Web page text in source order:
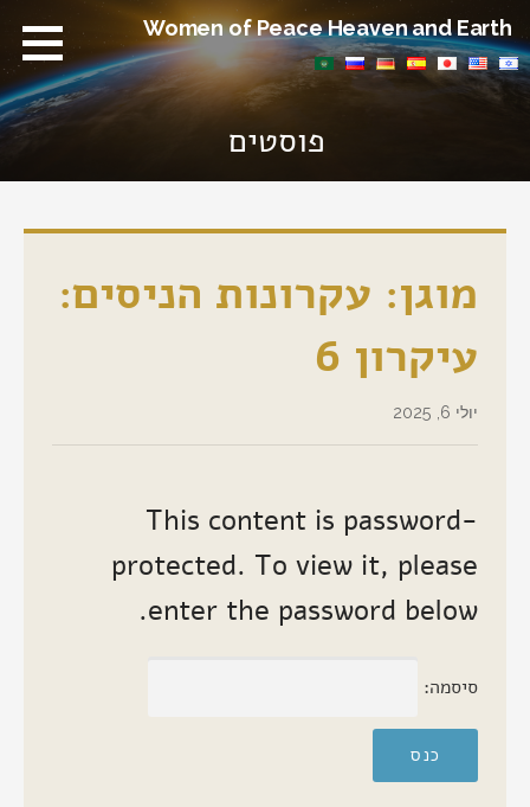
Skip
to
content
Women of Peace Heaven and Earth
פוסטים
מוגן: עקרונות הניסים:
עיקרון 6
יולי 6, 2025
This content is password-
protected. To view it, please
enter the password below.
סיסמה: